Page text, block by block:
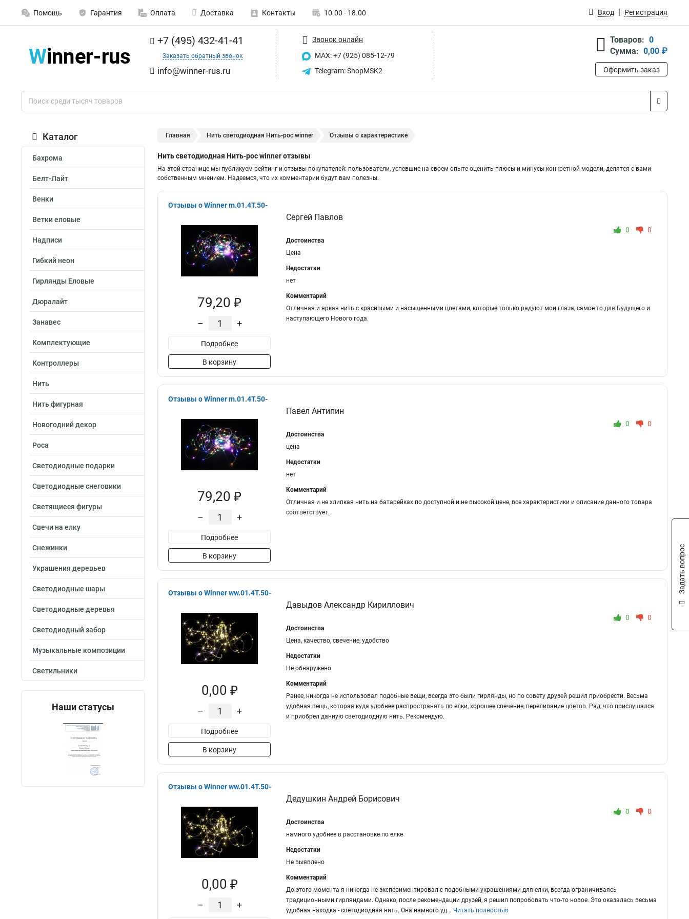
Помощь Гарантия Оплата Доставка Контакты 10.00 - 18.00 Вход Регистрация
+7 (495) 432-41-41
Заказать обратный звонок
info@winner-rus.ru
Звонок онлайн
MAX: +7 (925) 085-12-79
Telegram: ShopMSK2
Товаров: 0
Сумма: 0,00 ₽
Оформить заказ
Каталог
Бахрома
Белт-Лайт
Венки
Ветки еловые
Надписи
Гибкий неон
Гирлянды Еловые
Дюралайт
Занавес
Комплектующие
Контроллеры
Нить
Нить фигурная
Новогодний декор
Роса
Светодиодные подарки
Светодиодные снеговики
Светящиеся фигуры
Свечи на елку
Снежинки
Украшения деревьев
Светодиодные шары
Светодиодные деревья
Светодиодный забор
Музыкальные композиции
Светильники
Наши статусы
Главная Нить светодиодная Нить-рос winner Отзывы о характеристике
Нить светодиодная Нить-рос winner отзывы
На этой странице мы публикуем рейтинг и отзывы покупателей: пользователи, успевшие на своем опыте оценить плюсы и минусы конкретной модели, делятся с вами
собственным мнением. Надеемся, что их комментарии будут вам полезны.
Отзывы о Winner m.01.4T.50-
79,20 ₽
– +
Подробнее
В корзину
Сергей Павлов
0 0
Достоинства
Цена
Недостатки
нет
Комментарий
Отличная и яркая нить с красивыми и насыщенными цветами, которые только радуют мои глаза, самое то для Будущего и
наступающего Нового года.
Отзывы о Winner m.01.4T.50-
79,20 ₽
– +
Подробнее
В корзину
Павел Антипин
0 0
Достоинства
цена
Недостатки
нет
Комментарий
Отличная и не хлипкая нить на батарейках по доступной и не высокой цене, все характеристики и описание данного товара
соответствует.
Отзывы о Winner ww.01.4T.50-
0,00 ₽
– +
Подробнее
В корзину
Давыдов Александр Кириллович
0 0
Достоинства
Цена, качество, свечение, удобство
Недостатки
Не обнаружено
Комментарий
Ранее, никогда не использовал подобные вещи, всегда это были гирлянды, но по совету друзей решил приобрести. Весьма
удобная вещь, которая куда удобнее распространять по елки, хорошее свечение, переливание цветов. Рад, что прислушался
и приобрел данную светодиодную нить. Рекомендую.
Отзывы о Winner ww.01.4T.50-
0,00 ₽
– +
Дедушкин Андрей Борисович
0 0
Достоинства
намного удобнее в расстановке по елке
Недостатки
Не выявлено
Комментарий
До этого момента я никогда не экспериментировал с подобными украшениями для елки, всегда ограничиваясь
традиционными гирляндами. Однако, после рекомендации друзей, я решил попробовать что-то новое. Это оказалась весьма
удобная находка - светодиодная нить. Она намного уд... Читать полностью
Задать вопрос